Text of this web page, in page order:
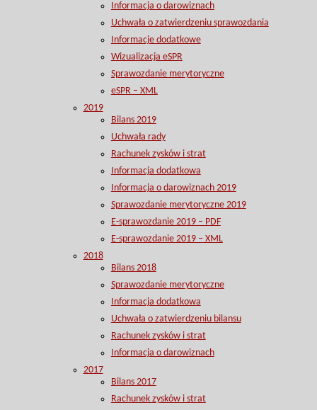
Informacja o darowiznach
Uchwała o zatwierdzeniu sprawozdania
Informacje dodatkowe
Wizualizacja eSPR
Sprawozdanie merytoryczne
eSPR – XML
2019
Bilans 2019
Uchwała rady
Rachunek zysków i strat
Informacja dodatkowa
Informacja o darowiznach 2019
Sprawozdanie merytoryczne 2019
E-sprawozdanie 2019 – PDF
E-sprawozdanie 2019 – XML
2018
Bilans 2018
Sprawozdanie merytoryczne
Informacja dodatkowa
Uchwała o zatwierdzeniu bilansu
Rachunek zysków i strat
Informacja o darowiznach
2017
Bilans 2017
Rachunek zysków i strat